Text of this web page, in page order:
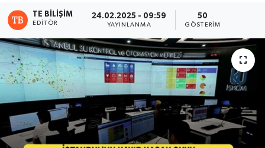
TE BILIŞIM
EDITÖR
24.02.2025 - 09:59
YAYINLANMA
50
GÖSTERIM